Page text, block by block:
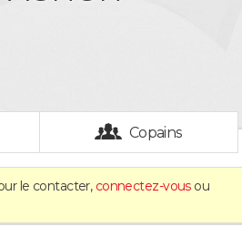
Copains
le contacter, connectez-vousou